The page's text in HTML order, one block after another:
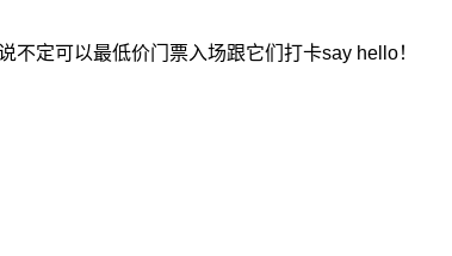
不定可以最低价门票入场跟它们打卡say hello！